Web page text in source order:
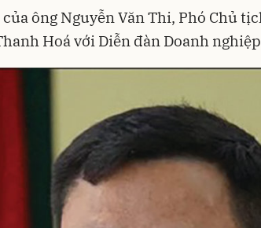
ông Nguyễn Văn Thi, Phó Chủ
Hoá với Diễn đàn Doanh